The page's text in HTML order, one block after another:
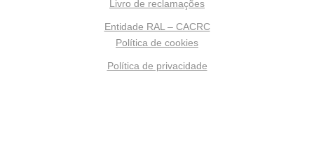
Livro de reclamações
Entidade RAL – CACRC
Política de cookies
Política de privacidade